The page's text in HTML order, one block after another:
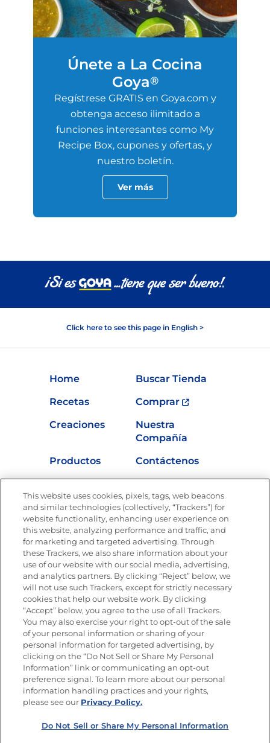
Únete a La Cocina
Goya®
Regístrese GRATIS en Goya.com y
obtenga acceso ilimitado a
funciones interesantes como My
Recipe Box, cupones y ofertas, y
nuestro boletín.
Ver más
Click here to see this page in English >
Home
Buscar Tienda
Recetas
Comprar
Creaciones
Nuestra
Compañía
Productos
Contáctenos
Nutrición
Únete a La Cocina Goya®
Recibe Nuevas Recetas, Ofertas Especiales y
Promociones
Email(Obligatorio)
SÍGUENOS EN LAS REDES SOCIALES
This website uses cookies, pixels, tags, web beacons
and similar technologies (collectively, “Trackers”) for
website functionality, enhancing user experience on
this website, analyzing performance and traffic, and
for marketing and targeted advertising. Through
these Trackers, we also share information about your
use of our website with our social media, advertising,
and analytics partners. By clicking “Reject” below, we
will not use such Trackers, except for strictly necessary
cookies that help our website work. By clicking
“Accept” below, you agree to the use of all Trackers.
You may also exercise your right to opt-out of the sale
of your personal information or sharing of your
personal information for targeted advertising, by
clicking on the “Do Not Sell or Share My Personal
Information” link or communicating an opt-out
preference signal. To learn more about our personal
information handling practices and your rights,
please see our Privacy Policy.
Do Not Sell or Share My Personal Information